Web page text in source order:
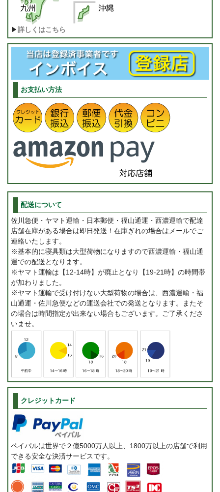
▶詳しくはこちら
お支払い方法
配送について
佐川急便・ヤマト運輸・日本郵便・福山通運・西濃運輸で配達
店舗在庫がある場合は即日発送！在庫ぎれの場合はメールでご
連絡いたします。
※基本的に寝具類は大型荷物になりますので西濃運輸・福山通
運での配送となります。
※ヤマト運輸は【12-14時】が廃止となり【19-21時】の時間帯
が加わりました。
※ヤマト運輸で受け付けない大型荷物の場合は、西濃運輸・福
山通運・佐川急便などの運送会社での発送となります。またそ
の場合は時間指定が出来ない場合もございます。ご了承くださ
いませ。
クレジットカード
ペイパルは世界で２億5000万人以上、1800万以上の店舗で利用
できる安全な決済サービスです。